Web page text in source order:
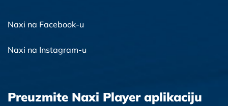
Naxi na Facebook-u
Naxi na Instagram-u
Preuzmite Naxi Player aplikaciju